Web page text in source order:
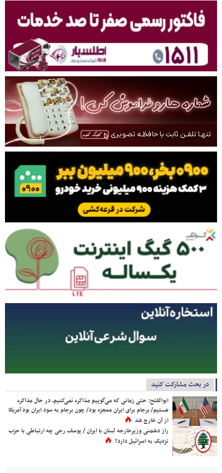
در بحث مشارکت کنید
ابوالفتح: حتی زمانی که می‌گوییم مذاکره نمی‌کنیم، در حال مذاکره
هستیم/ برجام برای ایران معجزه بود/ چون برجام به سود ایران بود آمریکا
از آن خارج شد
راز دشمنی وزیرخارجه لبنان با ایران / یوسف رجی چه ارتباطی با حزب
نزدیک به اسرائیل دارد؟